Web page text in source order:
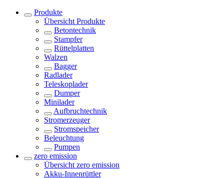
Produkte
Übersicht Produkte
Betontechnik
Stampfer
Rüttelplatten
Walzen
Bagger
Radlader
Teleskoplader
Dumper
Minilader
Aufbruchtechnik
Stromerzeuger
Stromspeicher
Beleuchtung
Pumpen
zero emission
Übersicht zero emission
Akku-Innenrüttler